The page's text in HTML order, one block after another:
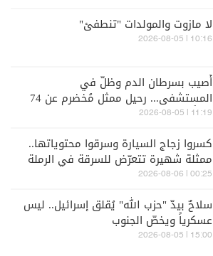
لا مازوت والمولدات "تنطفئ"
10:16 | 2026-08-05
أُصيب بسرطان الدم وظلّ في
المستشفى... رحيل ممثل مُخضرم عن 74
عاماً
11:19 | 2026-08-05
كسروا زجاج السيارة وسرقوا محتوياتها..
ممثلة شهيرة تتعرّض للسرقة في الرملة
البيضاء (فيديو)
00:25 | 2026-08-06
سلاحٌ بيدّ "حزب الله" يُقلق إسرائيل.. ليس
عسكرياً ويخصّ الجنوب
15:00 | 2026-08-05